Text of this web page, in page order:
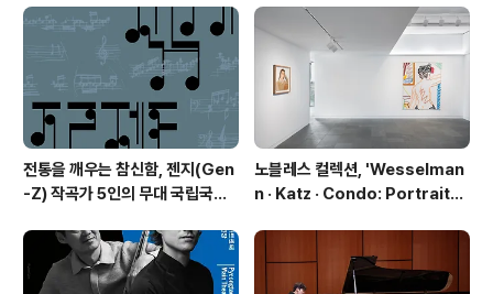
이 필요한 사업 공동 참여 등이다. 양 기관은 상호 보유한
자원을 활용하여 문화예술 발전과 생태계 조성을 위해 협
력해 나가기로 했다. 본 협약을 통해 한중일 뮤직 페스티벌
>(가제)을 공동 기획하여, ‘어린이..
전통을 깨우는 참신함, 젠지(Gen
-Z) 작곡가 5인의 무대 국립국악
트'
노블레스 컬렉션, 'Wesselman
n · Katz · Condo: Portraits i